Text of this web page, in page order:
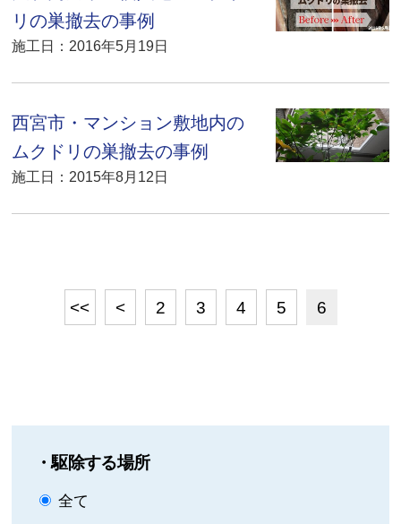
リの巣撤去の事例
施工日：2016年5月19日
西宮市・マンション敷地内の
ムクドリの巣撤去の事例
施工日：2015年8月12日
<< < 2 3 4 5 6
・駆除する場所
全て